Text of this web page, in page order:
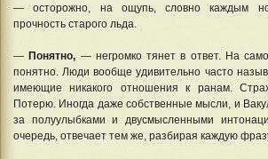
— осторожно, на ощупь, словно каждым
прочность старого льда.
—Понятно, — негромко тянет в ответ. На
понятно. Люди вообще удивительно часто
имеющие никакого отношения к ранам.
Потерю. Иногда даже собственные мысли, и
за полуулыбками и двусмысленными
очередь, отвечает тем же, разбирая каждую